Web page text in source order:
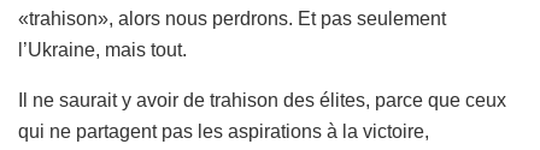
«trahison», alors nous perdrons. Et pas seulement
l’Ukraine, mais tout.
Il ne saurait y avoir de trahison des élites, parce que ceux
qui ne partagent pas les aspirations à la victoire,